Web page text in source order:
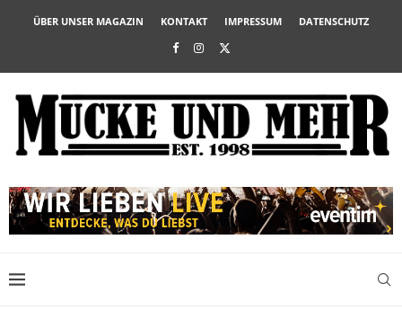
ÜBER UNSER MAGAZIN KONTAKT IMPRESSUM DATENSCHUTZ